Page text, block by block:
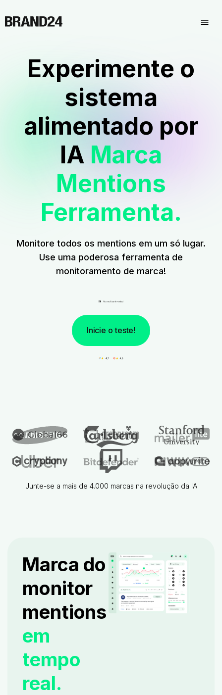
Experimente o
sistema
alimentado por
IA Marca
Mentions
Ferramenta.
Monitore todos os mentions em um só lugar.
Use uma poderosa ferramenta de
monitoramento de marca!
Inicie o teste!
Junte-se a mais de 4.000 marcas na revolução da IA
Marca do
monitor
mentions
em
tempo
real.